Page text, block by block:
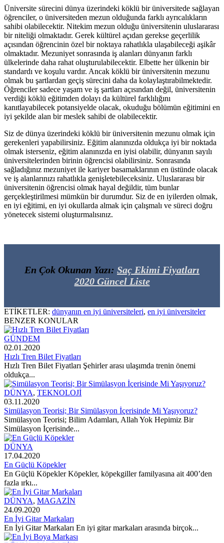
Üniversite sürecini dünya üzerindeki köklü bir üniversitede sağlayan
öğrenciler, o üniversiteden mezun olduğunda farklı ayrıcalıkların
sahibi olabilecektir. Nitekim mezun olduğu üniversitenin uluslararası
bir niteliği olmaktadır. Gerek kültürel açıdan gerekse geçerlilik
açısından öğrencinin özel bir noktaya rahatlıkla ulaşabileceği aşikâr
olmaktadır. Mezuniyet sonrasında iş alanları dünyanın farklı
ülkelerinde daha rahat oluşturulabilecektir. Elbette her ülkenin bir
standardı ve koşulu vardır. Ancak köklü bir üniversitenin mezunu
olmak bu şartlardan geçiş sürecini daha da kolaylaştırabilmektedir.
Öğrenciler sadece yaşam ve iş şartları açısından değil, üniversitenin
verdiği köklü eğitimden dolayı da kültürel farklılığını
kanıtlayabilecek potansiyelde olacak, okuduğu bölümün eğitimini en
iyi şekilde alan bir meslek sahibi de olabilecektir.
Siz de dünya üzerindeki köklü bir üniversitenin mezunu olmak için
gerekenleri yapabilirsiniz. Eğitim alanınızda oldukça iyi bir noktada
olmak isterseniz, eğitim alanınızda en iyisi olabilir, dünyanın sayılı
üniversitelerinden birinin öğrencisi olabilirsiniz. Sonrasında
sağladığınız mezuniyet ile kariyer basamaklarının en üstünde olacak
ve iş alanlarınızı rahatlıkla genişletebileceksiniz. Uluslararası bir
üniversitenin öğrencisi olmak hayal değildir, tüm bunlar
gerçekleştirilmesi mümkün bir durumdur. Siz de en iyilerden olmak,
en iyi eğitimi, en iyi okullarda almak için çalışmalı ve süreci doğru
yönetecek sistemi oluşturmalısınız.
En Çok Okunan Yazı: Saç Ekimi Fiyatları
2020 Güncel Liste
ETİKETLER: dünyanın en iyi üniversiteleri, en iyi üniversiteler
BENZER KONULAR
GÜNDEM
02.01.2020
Hızlı Tren Bilet Fiyatları
Hızlı Tren Bilet Fiyatları Şehirler arası ulaşımda trenin önemi
oldukça...
DÜNYA, TEKNOLOJİ
03.11.2020
Simülasyon Teorisi; Bir Simülasyon İçerisinde Mi Yaşıyoruz?
Simülasyon Teorisi; Bilim Adamları, Allah Yok Hepimiz Bir
Simülasyon İçerisinde...
DÜNYA
17.04.2020
En Güçlü Köpekler
En Güçlü Köpekler Köpekler, köpekgiller familyasına ait 400’den
fazla ırkı...
DÜNYA, MAGAZİN
24.09.2020
En İyi Gitar Markaları
En İyi Gitar Markaları En iyi gitar markaları arasında birçok...